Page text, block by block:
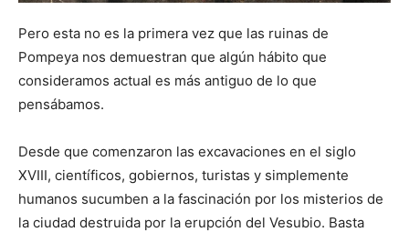
Pero esta no es la primera vez que las ruinas de
Pompeya nos demuestran que algún hábito que
consideramos actual es más antiguo de lo que
pensábamos.
Desde que comenzaron las excavaciones en el siglo
XVIII, científicos, gobiernos, turistas y simplemente
humanos sucumben a la fascinación por los misterios de
la ciudad destruida por la erupción del Vesubio. Basta